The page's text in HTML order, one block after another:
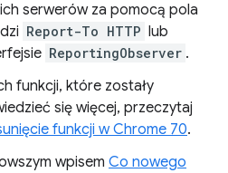
serwerów za pomocą pola
Report-To HTTP lub
ReportingObserver .
funkcji, które zostały
się więcej, przeczytaj
funkcji w Chrome 70.
wpisem Co nowego